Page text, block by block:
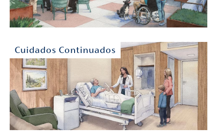
Cuidados Continuados